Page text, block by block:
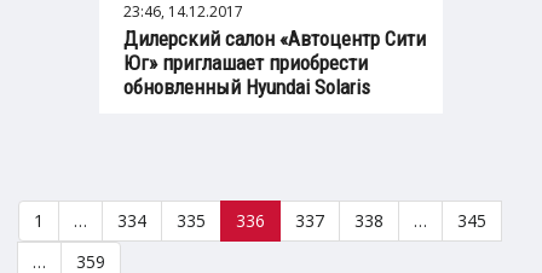
23:46, 14.12.2017
Дилерский салон «Автоцентр Сити
Юг» приглашает приобрести
обновленный Hyundai Solaris
1 … 334 335 336 337 338 …
345
…
359